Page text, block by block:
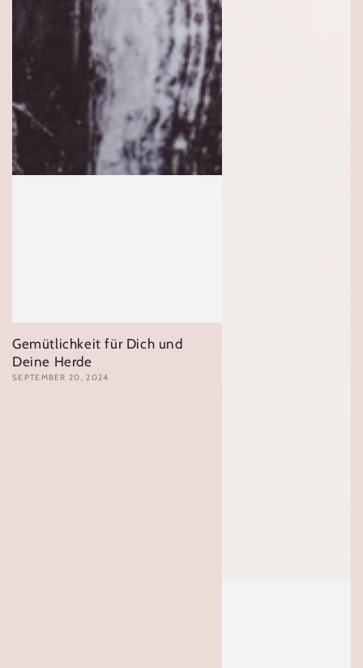
Gemütlichkeit für Dich und
Deine Herde
SEPTEMBER 20, 2024